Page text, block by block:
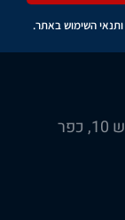
ותנאי השימוש באתר.
אגו בועז גבאי משרד עורכי דין התע"ש 10, כפר